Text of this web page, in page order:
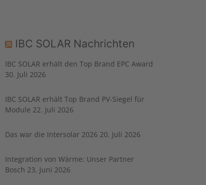
IBC SOLAR Nachrichten
IBC SOLAR erhält den Top Brand EPC Award
30. Juli 2026
IBC SOLAR erhält Top Brand PV-Siegel für
Module 22. Juli 2026
Das war die Intersolar 2026 20. Juli 2026
Integration von Wärme: Unser Partner
Bosch 23. Juni 2026